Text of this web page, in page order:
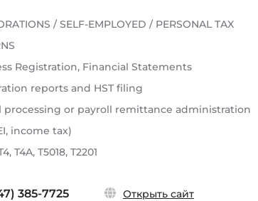
/ SELF-EMPLOYED / PERSONAL TAX
Registration, Financial Statements
reports and HST filing
processing or payroll remittance administration
income tax)
T4A, T5018, T2201
385-7725 Открыть сайт